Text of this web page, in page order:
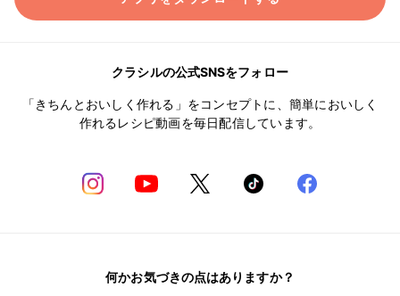
クラシルの公式SNSをフォロー
「きちんとおいしく作れる」をコンセプトに、簡単においしく
作れるレシピ動画を毎日配信しています。
何かお気づきの点はありますか？